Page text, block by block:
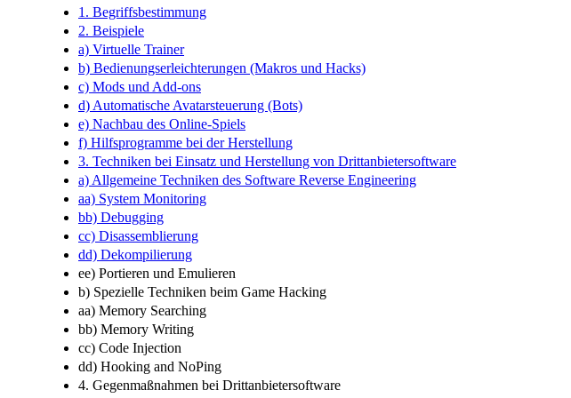
1. Begriffsbestimmung
2. Beispiele
a) Virtuelle Trainer
b) Bedienungserleichterungen (Makros und Hacks)
c) Mods und Add-​ons
d) Automatische Avatarsteuerung (Bots)
e) Nachbau des Online-​Spiels
f) Hilfsprogramme bei der Herstellung
3. Techniken bei Einsatz und Herstellung von Drittanbietersoftware
a) Allgemeine Techniken des Software Reverse Engineering
aa) System Monitoring
bb) Debugging
cc) Disassemblierung
dd) Dekompilierung
ee) Portieren und Emulieren
b) Spezielle Techniken beim Game Hacking
aa) Memory Searching
bb) Memory Writing
cc) Code Injection
dd) Hooking and NoPing
4. Gegenmaßnahmen bei Drittanbietersoftware